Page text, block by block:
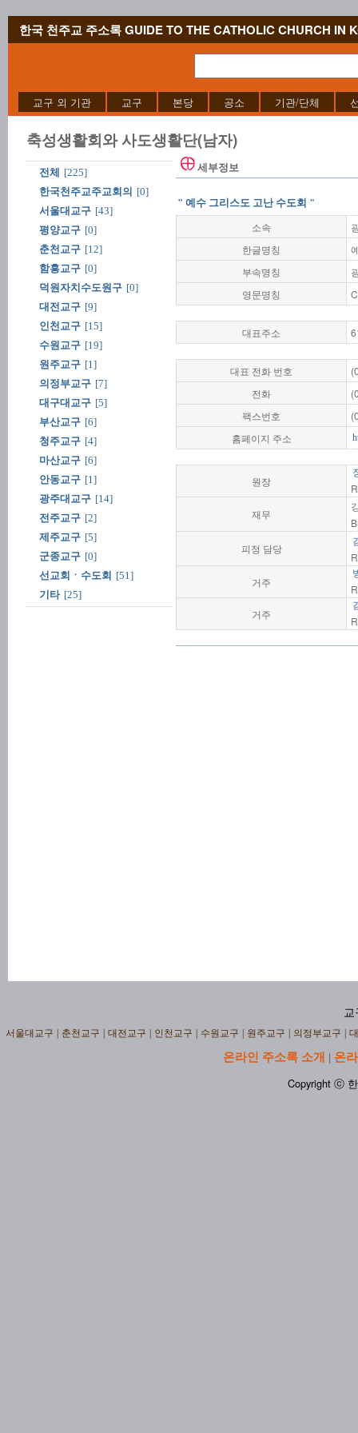
한국 천주교 주소록 GUIDE TO THE CATHOLIC CHURCH IN
교구 외 기관 교구 본당 공소 기관/단체
축성생활회와 사도생활단(남자)
전체
[225]
한국천주교주교회의 [0]
서울대교구 [43]
평양교구 [0]
춘천교구 [12]
함흥교구 [0]
덕원자치수도원구 [0]
대전교구 [9]
인천교구 [15]
수원교구 [19]
원주교구 [1]
의정부교구 [7]
대구대교구 [5]
부산교구 [6]
청주교구 [4]
마산교구 [6]
안동교구 [1]
광주대교구 [14]
전주교구 [2]
제주교구 [5]
군종교구 [0]
선교회ㆍ수도회 [51]
기타 [25]
세부정보
" 예수 그리스도 고난 수도회 "
소속
한글명칭
부속명칭
영문명칭
대표주소
대표 전화 번호
전화
팩스번호
홈페이지 주소
원장
재무
피정 담당
거주
거주
교
서울대교구 춘천교구 대전교구 인천교구 수원교구 원주교구 의정부교구
온라인 주소록 소개 | 온
Copyright ⓒ